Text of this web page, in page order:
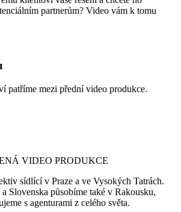
partnerům? Video vám k tomu
patříme mezi přední video produkce.
VIDEO PRODUKCE
sídlící v Praze a ve Vysokých Tatrách.
Slovenska působíme také v Rakousku,
s agenturami z celého světa.